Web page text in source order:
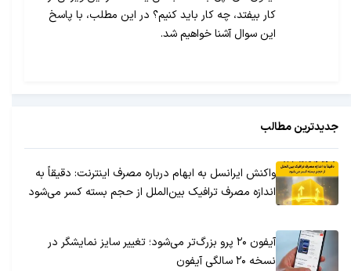
کار بیفتد، چه کار باید کنیم؟ در این مطلب، با پاسخ
این سوال آشنا خواهیم شد.
جدیدترین مطالب
واکنش ایرانسل به ابهام درباره مصرف اینترنت: دقیقاً به
اندازه مصرف ترافیک بین‌الملل از حجم بسته کسر می‌شود
آیفون ۲۰ پرو بزرگ‌تر می‌شود؛ تغییر سایز نمایشگر در
نسخه ۲۰ سالگی آیفون